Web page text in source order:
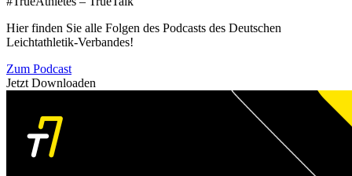
Hier finden Sie alle Folgen des Podcasts des Deutschen
Leichtathletik-Verbandes!
Zum Podcast
Jetzt Downloaden